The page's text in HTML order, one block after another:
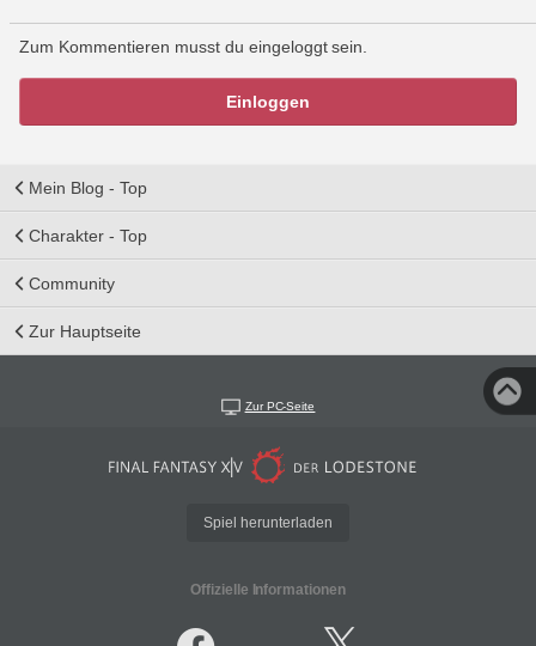
Zum Kommentieren musst du eingeloggt sein.
Einloggen
Mein Blog - Top
Charakter - Top
Community
Zur Hauptseite
Zur PC-Seite
Spiel herunterladen
Offizielle Informationen